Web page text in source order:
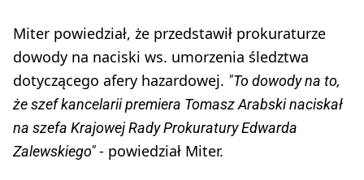
Miter powiedział, że przedstawił prokuraturze
dowody na naciski ws. umorzenia śledztwa
dotyczącego afery hazardowej. "To dowody na to,
że szef kancelarii premiera Tomasz Arabski naciskał
na szefa Krajowej Rady Prokuratury Edwarda
Zalewskiego"- powiedział Miter.